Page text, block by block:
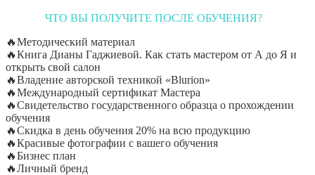
ЧТО ВЫ ПОЛУЧИТЕ ПОСЛЕ ОБУЧЕНИЯ?⠀
🔥Методический материал
🔥Книга Дианы Гаджиевой. Как стать мастером от А до Я и
открыть свой салон
🔥Владение авторской техникой «Blurion»
🔥Международный сертификат Мастера
🔥Свидетельство государственного образца о прохождении
обучения
🔥Скидка в день обучения 20% на всю продукцию
🔥Красивые фотографии с вашего обучения
🔥Бизнес план
🔥Личный бренд